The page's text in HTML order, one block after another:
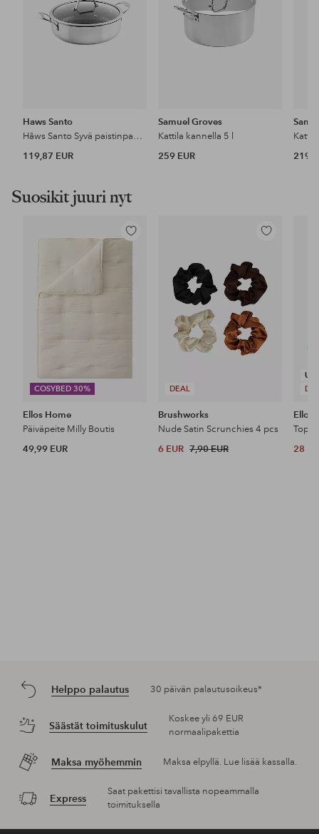
Haws Santo
Hâws Santo Syvä paistinpannu 28cm
119,87 EUR
Samuel Groves
Kattila kannella 5 l
259 EUR
219
Suosikit juuri nyt
COSYBED 30%
Lisää
Ellos Home
Päiväpeite Milly Boutis
49,99 EUR
DEAL
Lisää
Brushworks
Nude Satin Scrunchies 4 pcs
6 EUR 7,90 EUR
Ellos
Top
28
Helppo palautus 30 päivän palautusoikeus*
Säästät toimituskulut
Koskee yli 69 EUR
normaalipakettia
Maksa myöhemmin Maksa elpyllä. Lue lisää kassalla.
Express
Saat pakettisi tavallista nopeammalla
toimituksella